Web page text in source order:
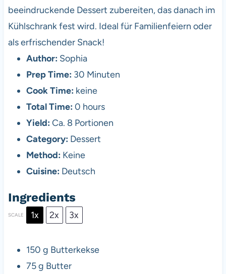
beeindruckende Dessert zubereiten, das danach im
Kühlschrank fest wird. Ideal für Familienfeiern oder
als erfrischender Snack!
Author: Sophia
Prep Time: 30 Minuten
Cook Time: keine
Total Time: 0 hours
Yield: Ca. 8 Portionen
Category: Dessert
Method: Keine
Cuisine: Deutsch
Ingredients
SCALE 1x 2x 3x
150 g Butterkekse
75 g Butter